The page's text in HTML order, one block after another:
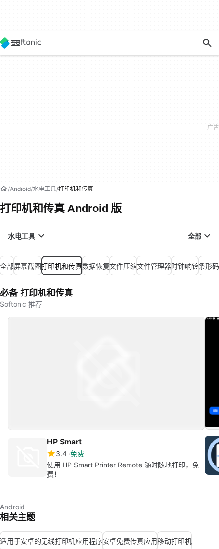
Android 水电工具 打印机和传真
打印机和传真 Android 版
水电工具 全部
全部屏幕截图打印机和传真数据恢复文件压缩文件管理器时钟响铃条形
必备 打印机和传真
Softonic 推荐
HP Smart
3.4 免费
使用 HP Smart Printer Remote 随时随地打印，免
费！
Android
相关主题
适用于安卓的无线打印机应用程序安卓免费传真应用移动打印机